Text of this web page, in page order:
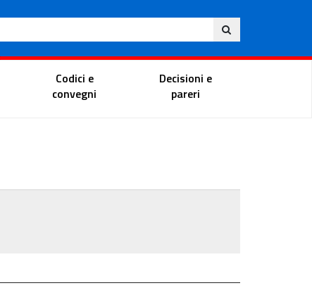
Ita
Portale del magistrato
Codici e
convegni
Decisioni e
pareri